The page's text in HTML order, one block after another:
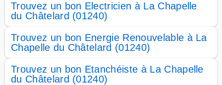
Trouvez un bon Electricien à La Chapelle
du Châtelard (01240)
Trouvez un bon Energie Renouvelable à La
Chapelle du Châtelard (01240)
Trouvez un bon Etanchéiste à La Chapelle
du Châtelard (01240)